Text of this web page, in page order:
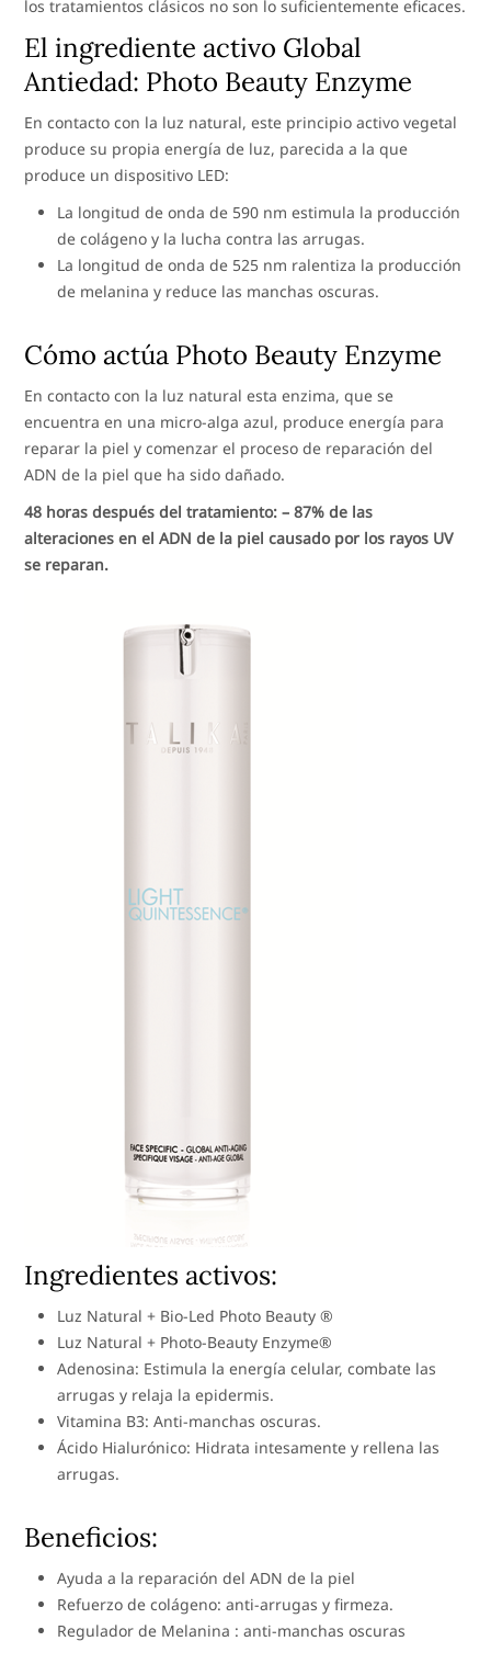
los tratamientos clásicos no son lo suficientemente eficaces.
El ingrediente activo Global
Antiedad: Photo Beauty Enzyme
En contacto con la luz natural, este principio activo vegetal
produce su propia energía de luz, parecida a la que
produce un dispositivo LED:
La longitud de onda de 590 nm estimula la producción
de colágeno y la lucha contra las arrugas.
La longitud de onda de 525 nm ralentiza la producción
de melanina y reduce las manchas oscuras.
Cómo actúa Photo Beauty Enzyme
En contacto con la luz natural esta enzima, que se
encuentra en una micro-alga azul, produce energía para
reparar la piel y comenzar el proceso de reparación del
ADN de la piel que ha sido dañado.
48 horas después del tratamiento: – 87% de las
alteraciones en el ADN de la piel causado por los rayos UV
se reparan.
Ingredientes activos:
Luz Natural + Bio-Led Photo Beauty ®
Luz Natural + Photo-Beauty Enzyme®
Adenosina: Estimula la energía celular, combate las
arrugas y relaja la epidermis.
Vitamina B3: Anti-manchas oscuras.
Ácido Hialurónico: Hidrata intesamente y rellena las
arrugas.
Beneficios:
Ayuda a la reparación del ADN de la piel
Refuerzo de colágeno: anti-arrugas y firmeza.
Regulador de Melanina : anti-manchas oscuras